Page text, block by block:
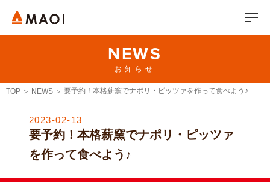
NEWS
お知らせ
TOP NEWS 要予約！本格薪窯でナポリ・ピッツァを作って食べよう♪
2023-02-13
要予約！本格薪窯でナポリ・ピッツァ
を作って食べよう♪